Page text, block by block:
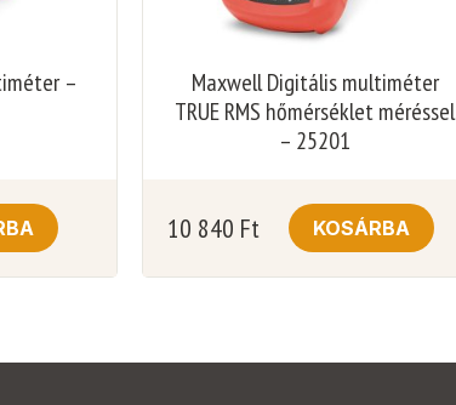
–
Maxwell Digitális multiméter
TRUE RMS hőmérséklet méréssel
– 25201
10 840 Ft KOSÁRBA